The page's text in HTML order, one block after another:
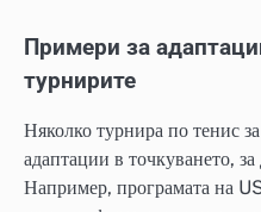
Примери за
турнирите
Няколко турнира по тенис
адаптации в точкуването,
Например, програмата на